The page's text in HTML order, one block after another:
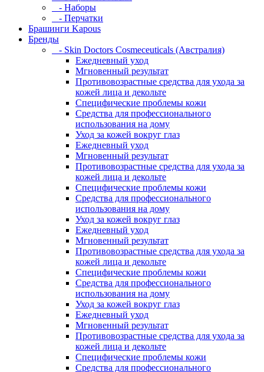
- Наборы
- Перчатки
Брашинги Kapous
Бренды
- Skin Doctors Cosmeceuticals (Австралия)
Ежедневный уход
Мгновенный результат
Противовозрастные средства для ухода за
кожей лица и декольте
Специфические проблемы кожи
Средства для профессионального
использования на дому
Уход за кожей вокруг глаз
Ежедневный уход
Мгновенный результат
Противовозрастные средства для ухода за
кожей лица и декольте
Специфические проблемы кожи
Средства для профессионального
использования на дому
Уход за кожей вокруг глаз
Ежедневный уход
Мгновенный результат
Противовозрастные средства для ухода за
кожей лица и декольте
Специфические проблемы кожи
Средства для профессионального
использования на дому
Уход за кожей вокруг глаз
Ежедневный уход
Мгновенный результат
Противовозрастные средства для ухода за
кожей лица и декольте
Специфические проблемы кожи
Средства для профессионального